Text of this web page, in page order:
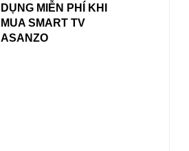
DỤNG MIỄN PHÍ KHI
MUA SMART TV
ASANZO